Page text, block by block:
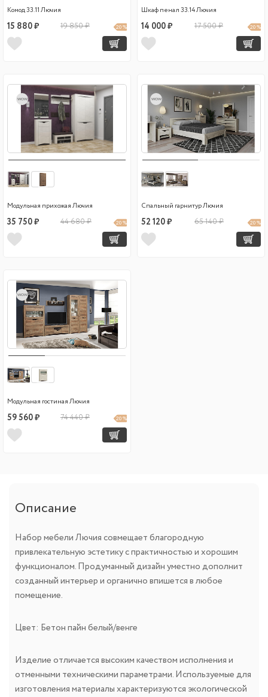
Комод 33.11 Лючия
15 880 ₽ 19 850 ₽ 20 %
Шкаф пенал 33.14 Лючия
14 000 ₽ 17 500 ₽ 20 %
wow
Модульная прихожая Лючия
35 750 ₽ 44 680 ₽ 20 %
wow
Спальный гарнитур Лючия
52 120 ₽ 65 140 ₽ 20 %
wow
Модульная гостиная Лючия
59 560 ₽ 74 440 ₽ 20 %
Описание
Набор мебели Лючия совмещает благородную
привлекательную эстетику с практичностью и хорошим
функционалом. Продуманный дизайн уместно дополнит
созданный интерьер и органично впишется в любое
помещение.
Цвет: Бетон пайн белый/венге
Изделие отличается высоким качеством исполнения и
отменными техническими параметрами. Используемые для
изготовления материалы характеризуются экологической